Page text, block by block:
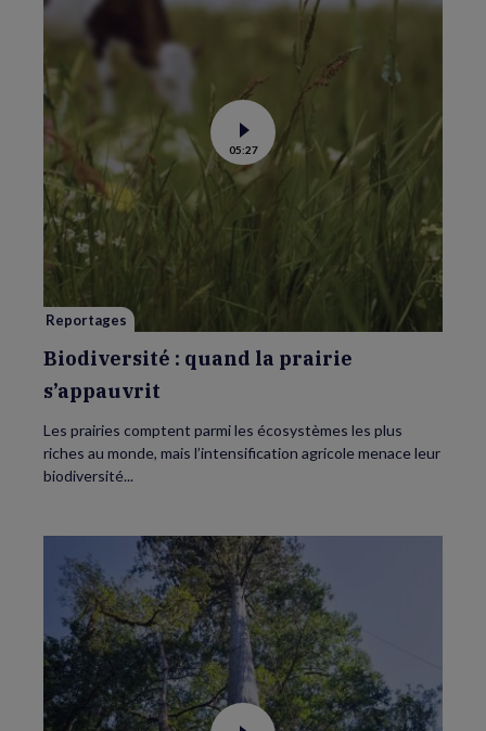
Voir
la
vidéo
de
Biodiversité
la
s’appauvrit
05:27
Reportages
Biodiversité : quand la prairie
s’appauvrit
Les prairies comptent parmi les écosystèmes les plus
riches au monde, mais l’intensification agricole menace leur
biodiversité...